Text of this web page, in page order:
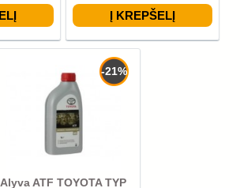
-21%
Alyva ATF TOYOTA TYP